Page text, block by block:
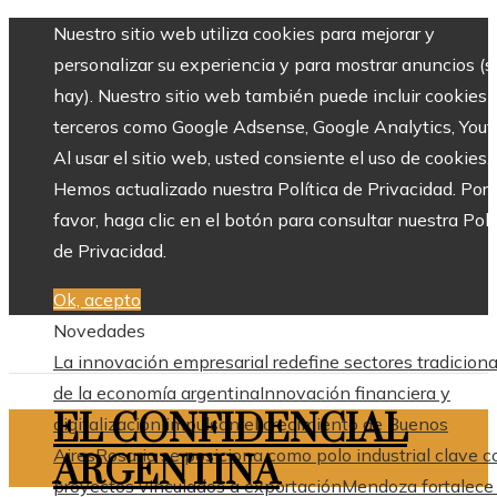
Nuestro sitio web utiliza cookies para mejorar y
personalizar su experiencia y para mostrar anuncios
hay). Nuestro sitio web también puede incluir cookies
terceros como Google Adsense, Google Analytics,
Al usar el sitio web, usted consiente el uso de cookies.
Hemos actualizado nuestra Política de Privacidad. Por
favor, haga clic en el botón para consultar nuestra
de Privacidad.
Ok, acepto
Novedades
La innovación empresarial redefine sectores
de la economía argentinaInnovación financiera y
digitalización impulsan el crecimiento de Buenos
AiresRosario se posiciona como polo industrial clave
proyectos vinculados a exportaciónMendoza fortalece
EL CONFIDENCIAL
ARGENTINA